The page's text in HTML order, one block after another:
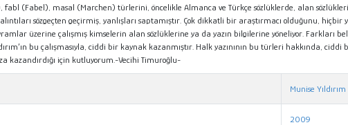
fabl (Fabel), masal (Marchen) türlerini, öncelikle Almanca ve Türkçe sözlüklerde, alan
sözgeçten geçirmiş, yanlışları saptamıştır. Çok dikkatli bir araştırmacı olduğunu,
üzerine çalışmış kimselerin alan sözlüklerine ya da yazın bilgilerine yöneliyor. Farkları
bu çalışmasıyla, ciddi bir kaynak kazanmıştır. Halk yazınının bu türleri hakkında,
kazandırdığı için kutluyorum.-Vecihi Timuroğlu-
Munise Yıldırım
2009